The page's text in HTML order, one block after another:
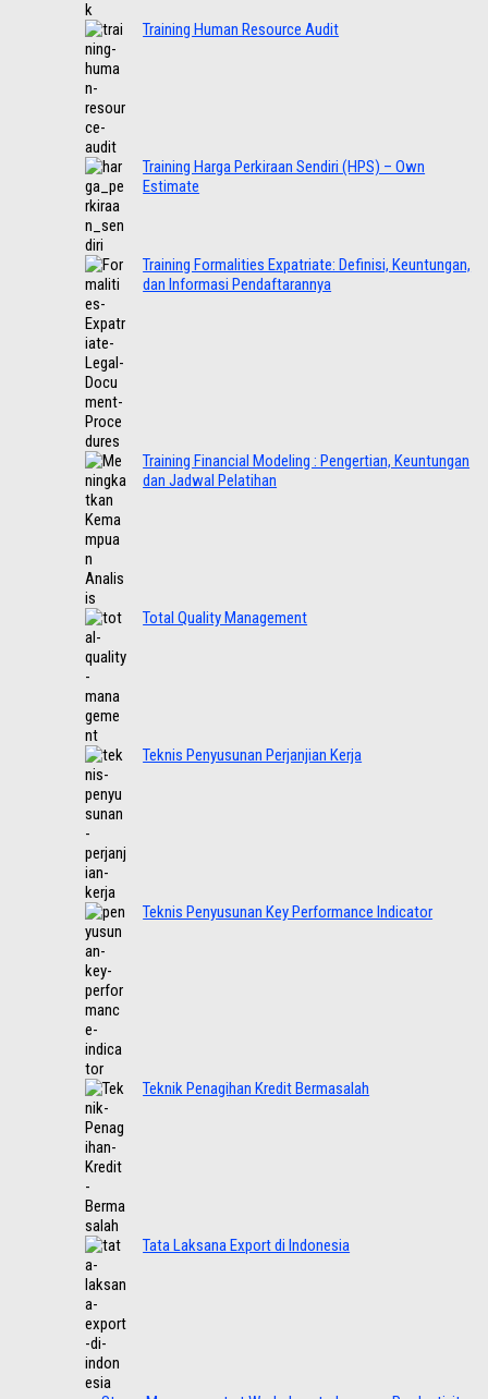
Training Human Resource Audit
Training Harga Perkiraan Sendiri (HPS) – Own
Estimate
Training Formalities Expatriate: Definisi, Keuntungan,
dan Informasi Pendaftarannya
Training Financial Modeling : Pengertian, Keuntungan
dan Jadwal Pelatihan
Total Quality Management
Teknis Penyusunan Perjanjian Kerja
Teknis Penyusunan Key Performance Indicator
Teknik Penagihan Kredit Bermasalah
Tata Laksana Export di Indonesia